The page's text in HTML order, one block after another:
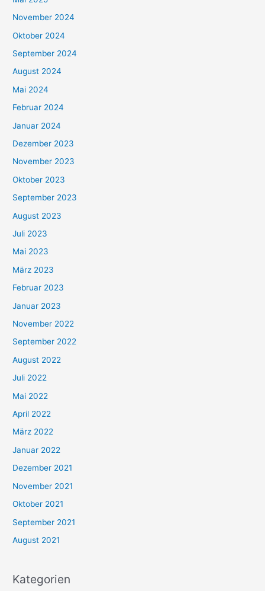
November 2024
Oktober 2024
September 2024
August 2024
Mai 2024
Februar 2024
Januar 2024
Dezember 2023
November 2023
Oktober 2023
September 2023
August 2023
Juli 2023
Mai 2023
März 2023
Februar 2023
Januar 2023
November 2022
September 2022
August 2022
Juli 2022
Mai 2022
April 2022
März 2022
Januar 2022
Dezember 2021
November 2021
Oktober 2021
September 2021
August 2021
Kategorien